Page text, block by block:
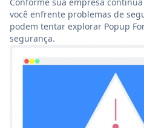
Conforme sua empresa
você enfrente problemas de
podem tentar explorar Popup
segurança.